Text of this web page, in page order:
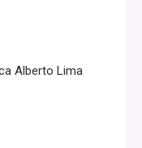
Alberto Lima